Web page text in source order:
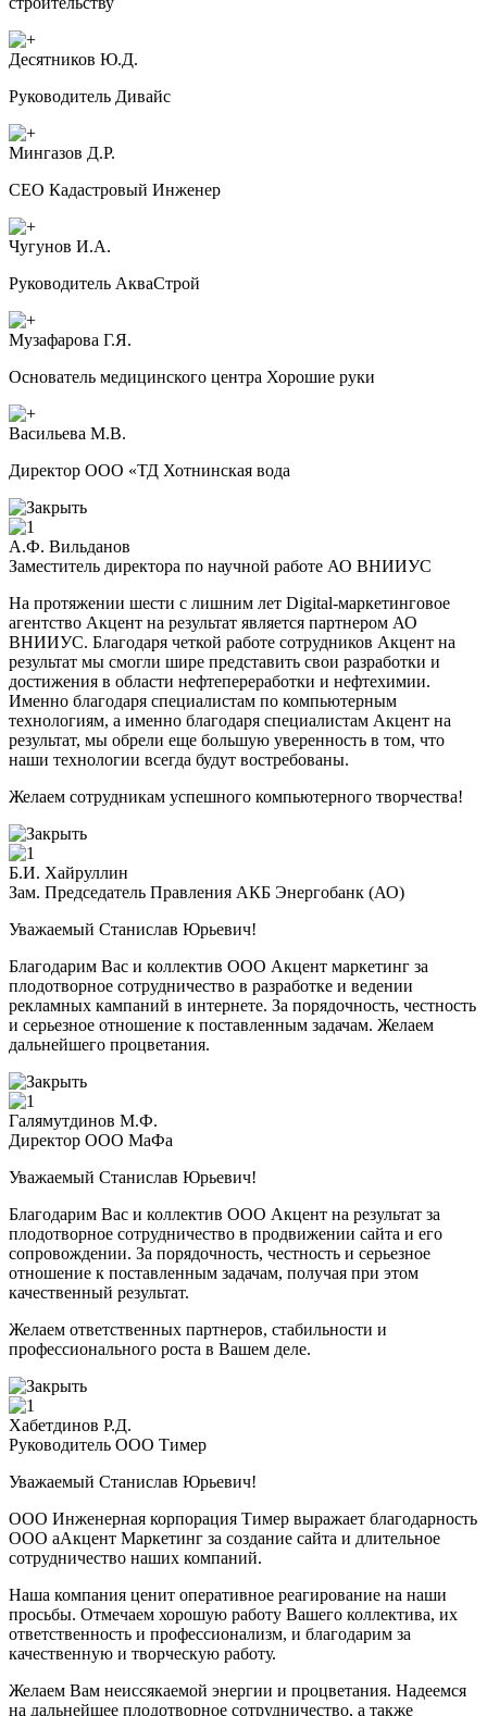
Десятников Ю.Д.
Руководитель Дивайс
Мингазов Д.Р.
CEO Кадастровый Инженер
Чугунов И.А.
Руководитель АкваСтрой
Музафарова Г.Я.
Основатель медицинского центра Хорошие руки
Васильева М.В.
Директор ООО «ТД Хотнинская вода
А.Ф. Вильданов
Заместитель директора по научной работе АО ВНИИУС
На протяжении шести с лишним лет Digital-маркетинговое
агентство Акцент на результат является партнером АО
ВНИИУС. Благодаря четкой работе сотрудников Акцент на
результат мы смогли шире представить свои разработки и
достижения в области нефтепереработки и нефтехимии.
Именно благодаря специалистам по компьютерным
технологиям, а именно благодаря специалистам Акцент на
результат, мы обрели еще большую уверенность в том, что
наши технологии всегда будут востребованы.
Желаем сотрудникам успешного компьютерного творчества!
Б.И. Хайруллин
Зам. Председатель Правления АКБ Энергобанк (АО)
Уважаемый Станислав Юрьевич!
Благодарим Вас и коллектив ООО Акцент маркетинг за
плодотворное сотрудничество в разработке и ведении
рекламных кампаний в интернете. За порядочность, честность
и серьезное отношение к поставленным задачам. Желаем
дальнейшего процветания.
Галямутдинов М.Ф.
Директор ООО МаФа
Уважаемый Станислав Юрьевич!
Благодарим Вас и коллектив ООО Акцент на результат за
плодотворное сотрудничество в продвижении сайта и его
сопровождении. За порядочность, честность и серьезное
отношение к поставленным задачам, получая при этом
качественный результат.
Желаем ответственных партнеров, стабильности и
профессионального роста в Вашем деле.
Хабетдинов Р.Д.
Руководитель ООО Тимер
Уважаемый Станислав Юрьевич!
ООО Инженерная корпорация Тимер выражает благодарность
ООО аАкцент Маркетинг за создание сайта и длительное
сотрудничество наших компаний.
Наша компания ценит оперативное реагирование на наши
просьбы. Отмечаем хорошую работу Вашего коллектива, их
ответственность и профессионализм, и благодарим за
качественную и творческую работу.
Желаем Вам неиссякаемой энергии и процветания. Надеемся
на дальнейшее плодотворное сотрудничество, а также